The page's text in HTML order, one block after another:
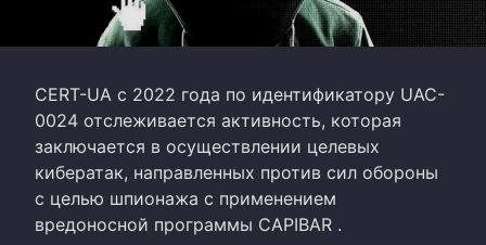
CERT-UA c 2022 года по идентификатору UAC-
0024 отслеживается активность, которая
заключается в осуществлении целевых
кибератак, направленных против сил обороны
с целью шпионажа с применением
вредоносной программы CAPIBAR .